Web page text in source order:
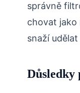
správně
chovat
snaží
Důsledky